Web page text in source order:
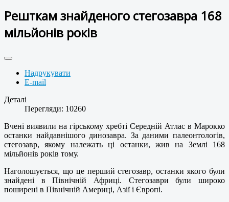
Решткам знайденого стегозавра 168
мільйонів років
Надрукувати
E-mail
Деталі
Перегляди: 10260
Вчені виявили на гірському хребті Середній Атлас в Марокко
останки найдавнішого динозавра. За даними палеонтологів,
стегозавр, якому належать ці останки, жив на Землі 168
мільйонів років тому.
Наголошується, що це перший стегозавр, останки якого були
знайдені в Північній Африці. Стегозаври були широко
поширені в Північній Америці, Азії і Європі.